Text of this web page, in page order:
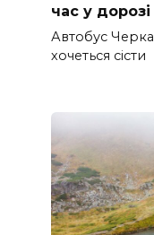
час у
Автобус
хочеться сісти